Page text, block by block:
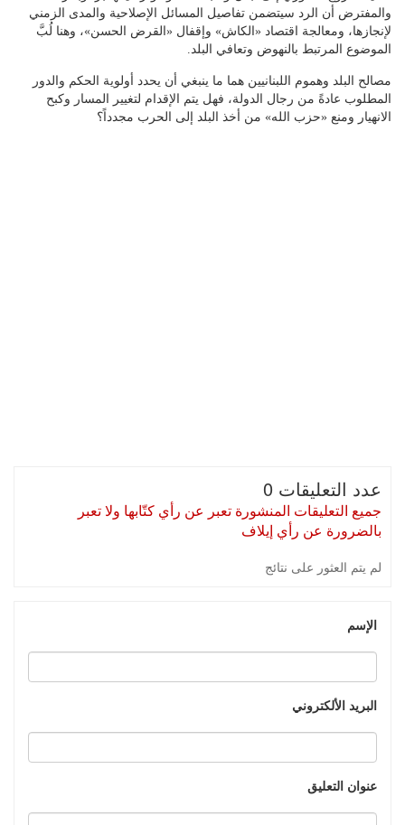
والمفترض أن الرد سيتضمن تفاصيل المسائل الإصلاحية والمدى الزمني
لإنجازها، ومعالجة اقتصاد «الكاش» وإقفال «القرض الحسن»، وهنا لُبَّ
الموضوع المرتبط بالنهوض وتعافي البلد.
مصالح البلد وهموم اللبنانيين هما ما ينبغي أن يحدد أولوية الحكم والدور
المطلوب عادةً من رجال الدولة، فهل يتم الإقدام لتغيير المسار وكبح
الانهيار ومنع «حزب الله» من أخذ البلد إلى الحرب مجدداً؟
عدد التعليقات 0
جميع التعليقات المنشورة تعبر عن رأي كتّابها ولا تعبر
بالضرورة عن رأي إيلاف
لم يتم العثور على نتائج
الإسم
البريد الألكتروني
عنوان التعليق